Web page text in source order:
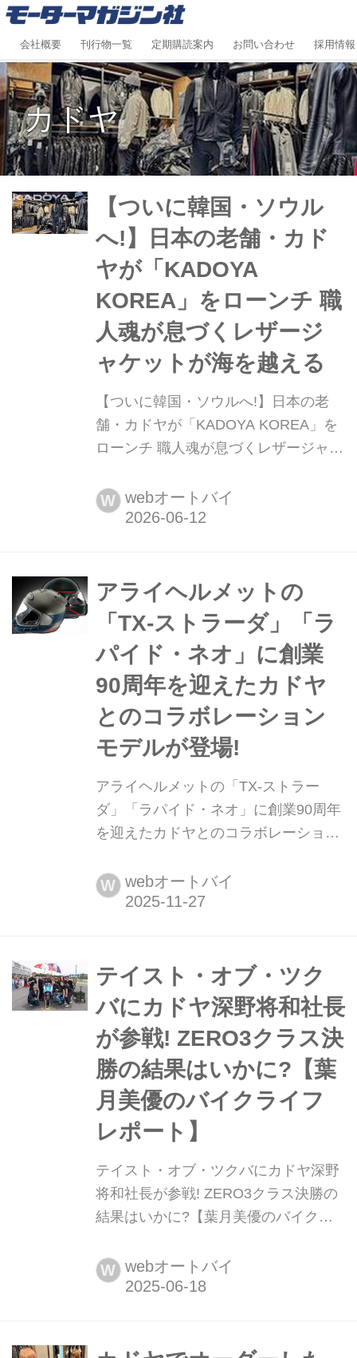
会社概要 刊行物一覧 定期購読案内 お問い合わせ 採用情報
カドヤ
【ついに韓国・ソウル
へ!】日本の老舗・カド
ヤが「KADOYA
KOREA」をローンチ 職
人魂が息づくレザージ
ャケットが海を越える
【ついに韓国・ソウルへ!】日本の老
舗・カドヤが「KADOYA KOREA」を
ローンチ 職人魂が息づくレザージャケ
って、レザージャケットの「聖地」と
も言えるカドヤ(KADOYA)が、新たな
KOREA」が堂々オープンしたのだ。
まとめ:オートバイ編集部▶▶▶写真は
こちら|KADOYA KOREA の店...
W webオートバイ
アライヘルメットの
「TX-ストラーダ」「ラ
パイド・ネオ」に創業
90周年を迎えたカドヤ
とのコラボレーション
モデルが登場!
アライヘルメットの「TX-ストラー
ダ」「ラパイド・ネオ」に創業90周年
を迎えたカドヤとのコラボレーション
会社アライヘルメットはフルフェイス
モデルの「TX-STRADA(TX-ストラー
ラフィック製品を追加した。
W webオートバイ
テイスト・オブ・ツク
バにカドヤ深野将和社長
が参戦! ZERO3クラス決
勝の結果はいかに?【葉
月美優のバイクライフ
レポート】
テイスト・オブ・ツクバにカドヤ深野
将和社長が参戦! ZERO3クラス決勝の
結果はいかに?【葉月美優のバイクラ
スト・オブ・ツクバのレポートを3回
続けてきました。今回は、ゼロ3クラ
W webオートバイ